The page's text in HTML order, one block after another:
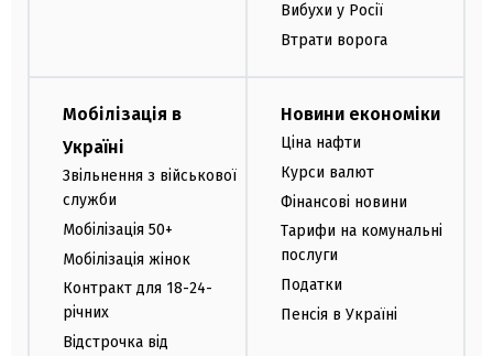
Вибухи у Росії
Втрати ворога
Мобілізація в
Україні
Звільнення з військової
служби
Мобілізація 50+
Мобілізація жінок
Контракт для 18-24-
річних
Відстрочка від
Новини економіки
Ціна нафти
Курси валют
Фінансові новини
Тарифи на комунальні
послуги
Податки
Пенсія в Україні